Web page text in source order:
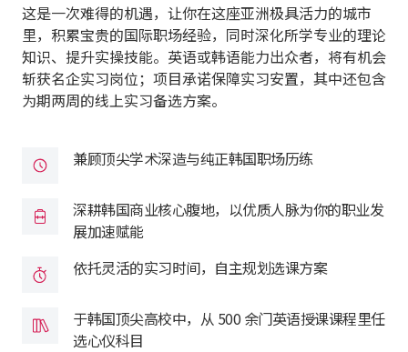
这是一次难得的机遇，让你在这座亚洲极具活力的城市
里，积累宝贵的国际职场经验，同时深化所学专业的理论
知识、提升实操技能。英语或韩语能力出众者，将有机会
斩获名企实习岗位；项目承诺保障实习安置，其中还包含
为期两周的线上实习备选方案。
兼顾顶尖学术深造与纯正韩国职场历练
深耕韩国商业核心腹地，以优质人脉为你的职业发
展加速赋能
依托灵活的实习时间，自主规划选课方案
于韩国顶尖高校中，从 500 余门英语授课课程里任
选心仪科目